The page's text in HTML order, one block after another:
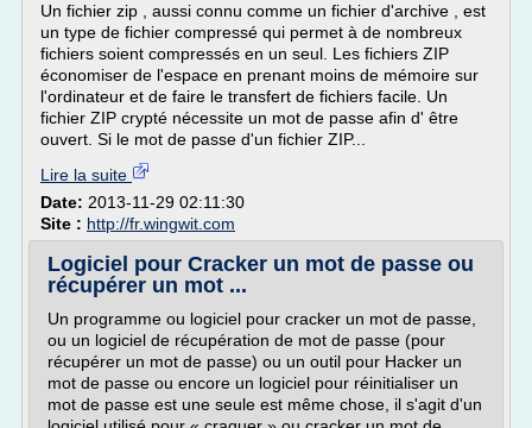
Un fichier zip , aussi connu comme un fichier d'archive , est
un type de fichier compressé qui permet à de nombreux
fichiers soient compressés en un seul. Les fichiers ZIP
économiser de l'espace en prenant moins de mémoire sur
l'ordinateur et de faire le transfert de fichiers facile. Un
fichier ZIP crypté nécessite un mot de passe afin d' être
ouvert. Si le mot de passe d'un fichier ZIP...
Lire la suite
Date: 2013-11-29 02:11:30
Site : http://fr.wingwit.com
Logiciel pour Cracker un mot de passe ou
récupérer un mot ...
Un programme ou logiciel pour cracker un mot de passe,
ou un logiciel de récupération de mot de passe (pour
récupérer un mot de passe) ou un outil pour Hacker un
mot de passe ou encore un logiciel pour réinitialiser un
mot de passe est une seule est même chose, il s'agit d'un